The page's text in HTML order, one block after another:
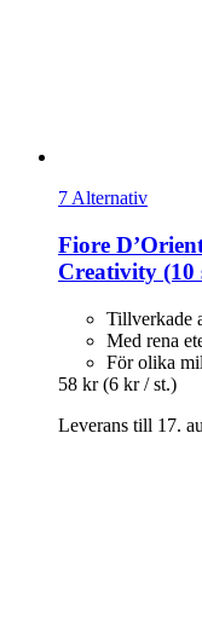
7 Alternativ
Fiore
Creativity (10
Tillverkade
Med rena
För olika
58 kr (6 kr / st.)
Leverans till 17.